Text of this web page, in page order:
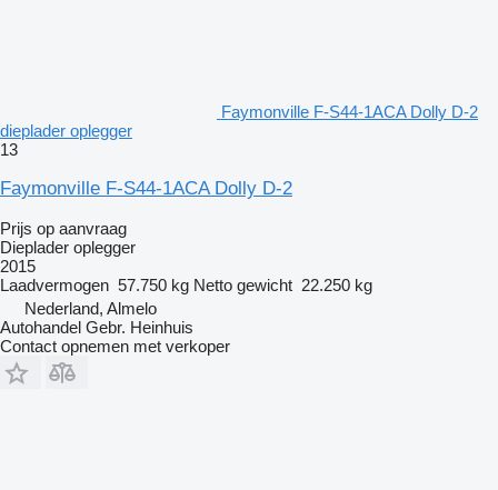
Faymonville F-S44-1ACA Dolly D-2
dieplader oplegger
13
Faymonville F-S44-1ACA Dolly D-2
Prijs op aanvraag
Dieplader oplegger
2015
Laadvermogen 57.750 kg Netto gewicht 22.250 kg
Nederland, Almelo
Autohandel Gebr. Heinhuis
Contact opnemen met verkoper